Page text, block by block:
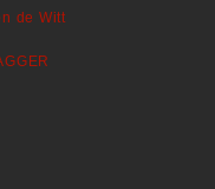
de Witt